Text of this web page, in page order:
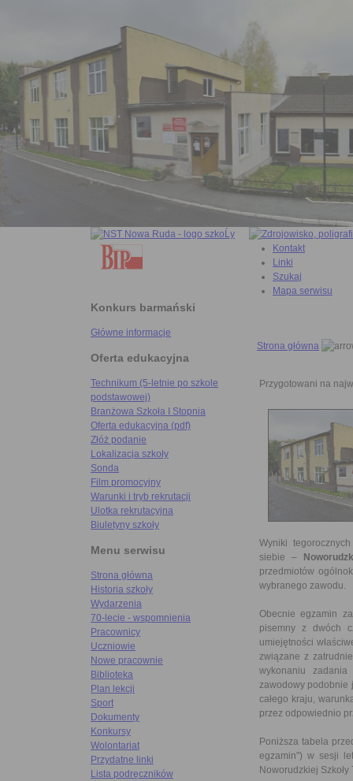
Konkurs barmański
Główne informacje
Oferta edukacyjna
Technikum (5-letnie po szkole
podstawowej)
Branżowa Szkoła I Stopnia
Oferta edukacyjna (pdf)
Złóż podanie
Lokalizacja szkoły
Sonda
Film promocyjny
Warunki i tryb rekrutacji
Ulotka rekrutacyjna
Biuletyny szkoły
Menu serwisu
Strona główna
Historia szkoły
Wydarzenia
70-lecie - wspomnienia
Pracownicy
Uczniowie
Nowe pracownie
Biblioteka
Plan lekcji
Sport
Dokumenty
Konkursy
Wolontariat
Przydatne linki
Lista podręczników
Kontakt
Linki
Szukaj
Mapa serwisu
Strona główna
Przygotowani na
Wyniki
siebie –
przedmiotów
wybranego zawodu.
Obecnie egzamin
pisemny z dwóch
umiejętności
związane z
wykonaniu zadania
zawodowy podobnie
całego kraju,
przez odpowiednio
Poniższa tabela
egzamin") w sesji
Noworudzkiej Szkoły